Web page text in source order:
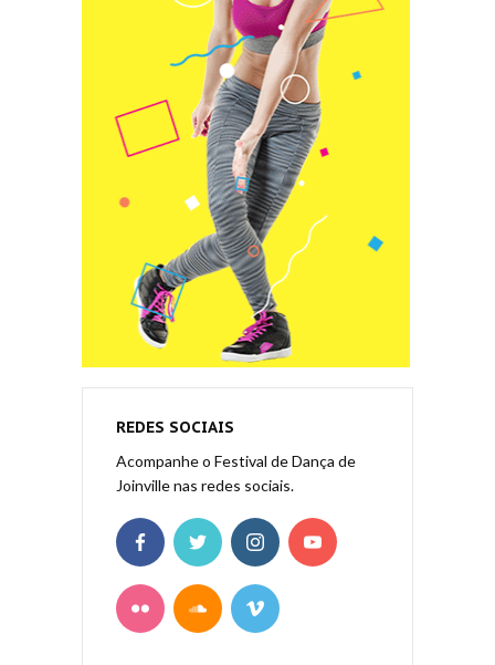
REDES SOCIAIS
Acompanhe o Festival de Dança de
Joinville nas redes sociais.